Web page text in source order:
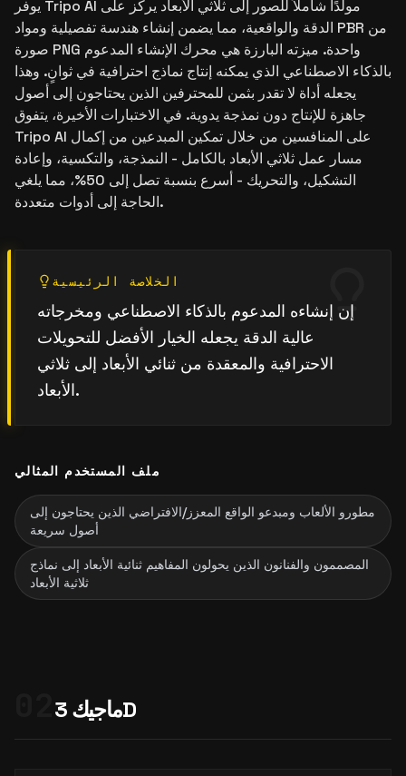
يوفر Tripo AI مولدًا شاملاً للصور إلى ثلاثي الأبعاد يركز على
الدقة والواقعية، مما يضمن إنشاء هندسة تفصيلية ومواد PBR من
صورة PNG واحدة. ميزته البارزة هي محرك الإنشاء المدعوم
بالذكاء الاصطناعي الذي يمكنه إنتاج نماذج احترافية في ثوانٍ. وهذا
يجعله أداة لا تقدر بثمن للمحترفين الذين يحتاجون إلى أصول
جاهزة للإنتاج دون نمذجة يدوية. في الاختبارات الأخيرة، يتفوق
Tripo AI على المنافسين من خلال تمكين المبدعين من إكمال
مسار عمل ثلاثي الأبعاد بالكامل - النمذجة، والتكسية، وإعادة
التشكيل، والتحريك - أسرع بنسبة تصل إلى 50%، مما يلغي
الحاجة إلى أدوات متعددة.
الخلاصة الرئيسية
إن إنشاءه المدعوم بالذكاء الاصطناعي ومخرجاته
عالية الدقة يجعله الخيار الأفضل للتحويلات
الاحترافية والمعقدة من ثنائي الأبعاد إلى ثلاثي
الأبعاد.
ملف المستخدم المثالي
مطورو الألعاب ومبدعو الواقع المعزز/الافتراضي الذين يحتاجون إلى
أصول سريعة
المصممون والفنانون الذين يحولون المفاهيم ثنائية الأبعاد إلى نماذج
ثلاثية الأبعاد
ماجيك 3D